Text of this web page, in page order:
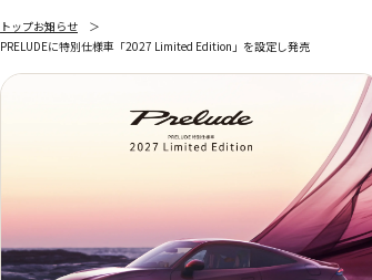
トップお知らせ
PRELUDEに特別仕様車「2027 Limited Edition」を設定し発売